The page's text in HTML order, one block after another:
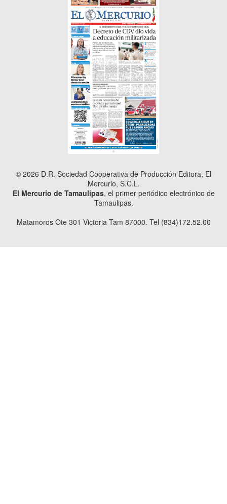
© 2026 D.R. Sociedad Cooperativa de Producción Editora, El
Mercurio, S.C.L.
El Mercurio de Tamaulipas, el primer periódico electrónico de
Tamaulipas.
Matamoros Ote 301 Victoria Tam 87000. Tel (834)172.52.00